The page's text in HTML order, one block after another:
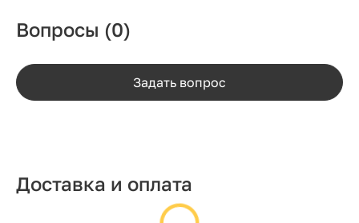
Вопросы (0)
Задать вопрос
Доставка и оплата